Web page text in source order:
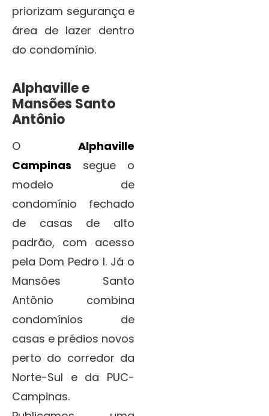
priorizam segurança e
área de lazer dentro
do condomínio.
Alphaville e
Mansões Santo
Antônio
O Alphaville
Campinas segue o
modelo de
condomínio fechado
de casas de alto
padrão, com acesso
pela Dom Pedro I. Já o
Mansões Santo
Antônio combina
condomínios de
casas e prédios novos
perto do corredor da
Norte-Sul e da PUC-
Campinas.